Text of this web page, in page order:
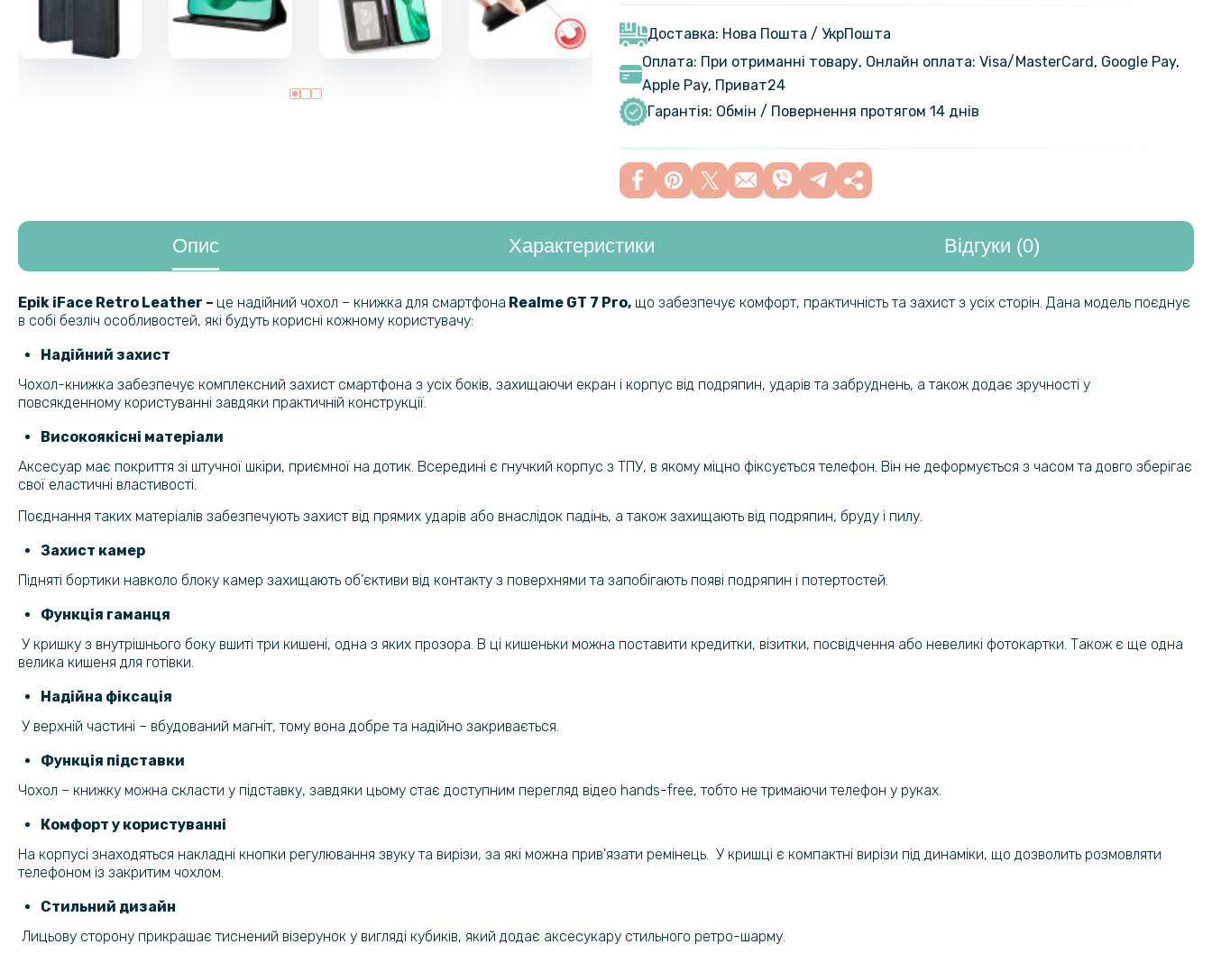
Гідрогелева плівка iNobi Privacy Matte для
Realme GT 7 Pro (Антишпигун)
Протиударна гідрогелева плівка Hydrogel
Film для Realme GT 7 Pro​ на задню панель,
Transparent
Гідрогелева плівка iNobi Matte для Realme
GT 7 Pro​ на задню панель, Матова
299 грн
Доставка: Нова Пошта / УкрПошта
Оплата: При отриманні товару, Онлайн оплата: Visa/MasterСard, Google Pay,
Apple Pay, Приват24
Гарантія: Обмін / Повернення протягом 14 днів
Опис Характеристики Відгуки (0)
Epik iFace Retro Leather ​ – це надійний чохол – книжка для смартфона Realme GT 7 Pro​, що забезпечує комфорт, практичність та захист з усіх сторін. Дана модель поєднує
в собі безліч особливостей, які будуть корисні кожному користувачу:
Надійний захист
Чохол-книжка забезпечує комплексний захист смартфона з усіх боків, захищаючи екран і корпус від подряпин, ударів та забруднень, а також додає зручності у
повсякденному користуванні завдяки практичній конструкції.​
Високоякісні матеріали
Аксесуар має покриття зі штучної шкіри, приємної на дотик. Всередині є гнучкий корпус з ТПУ, в якому міцно фіксується телефон. Він не деформується з часом та довго зберігає
свої еластичні властивості.
Поєднання таких матеріалів забезпечують захист від прямих ударів або внаслідок падінь, а також захищають від подряпин, бруду і пилу.
Захист камер
Підняті бортики навколо блоку камер захищають об’єктиви від контакту з поверхнями та запобігають появі подряпин і потертостей.
Функція гаманця
У кришку з внутрішнього боку вшиті три кишені, одна з яких прозора. В ці кишеньки можна поставити кредитки, візитки, посвідчення або невеликі фотокартки. Також є ще одна
велика кишеня для готівки.
Надійна фіксація
У верхній частині – вбудований магніт, тому вона добре та надійно закривається.
Функція підставки
Чохол – книжку можна скласти у підставку, завдяки цьому стає доступним перегляд відео hands-free, тобто не тримаючи телефон у руках.
Комфорт у користуванні
На корпусі знаходяться накладні кнопки регулювання звуку та вирізи, за які можна прив'язати ремінець. У кришці є компактні вирізи під динаміки, що дозволить розмовляти
телефоном із закритим чохлом.
Стильний дизайн
Лицьову сторону прикрашає тиснений візерунок у вигляді кубиків, який додає аксесукару стильного ретро-шарму.